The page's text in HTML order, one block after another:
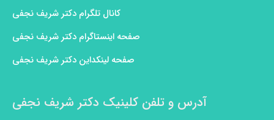
کانال تلگرام دکتر شریف نجفی
صفحه اینستاگرام دکتر شریف نجفی
صفحه لینکداین دکتر شریف نجفی
آدرس و تلفن کلینیک دکتر شریف نجفی